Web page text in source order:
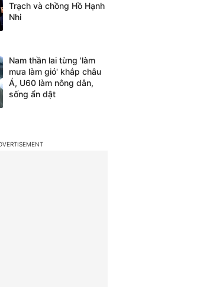
Trạch và chồng Hồ Hạnh
Nhi
Nam thần lai từng 'làm
mưa làm gió' khắp châu
Á, U60 làm nông dân,
sống ẩn dật